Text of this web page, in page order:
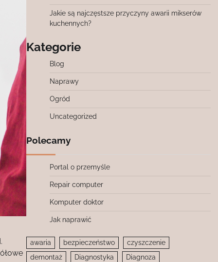
Jakie są najczęstsze przyczyny awarii mikserów
kuchennych?
Kategorie
Blog
Naprawy
Ogród
Uncategorized
Polecamy
Portal o przemyśle
Repair computer
Komputer doktor
Jak naprawić
awaria bezpieczeństwo
czyszczenie
demontaż
Diagnostyka
Diagnoza